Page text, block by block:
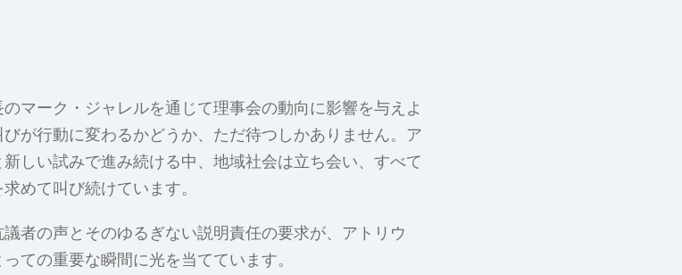
マーク・ジャレルを通じて理事会の動向に影響を与えよ
が行動に変わるかどうか、ただ待つしかありません。ア
しい試みで進み続ける中、地域社会は立ち会い、すべて
めて叫び続けています。
者の声とそのゆるぎない説明責任の要求が、アトリウ
ての重要な瞬間に光を当てています。